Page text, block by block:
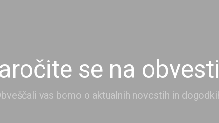
se na
vas bomo o aktualnih novostih in